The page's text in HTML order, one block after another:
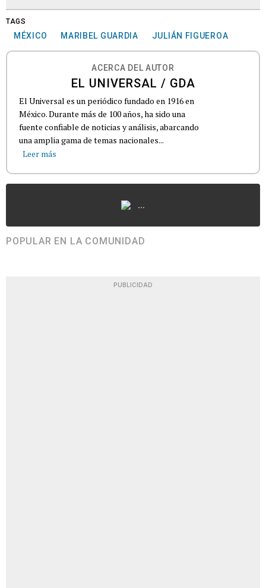
TAGS
MÉXICO MARIBEL GUARDIA JULIÁN FIGUEROA
ACERCA DEL AUTOR
EL UNIVERSAL / GDA
El Universal es un periódico fundado en 1916 en
México. Durante más de 100 años, ha sido una
fuente confiable de noticias y análisis, abarcando
una amplia gama de temas nacionales...
Leer más
...
POPULAR EN LA COMUNIDAD
PUBLICIDAD